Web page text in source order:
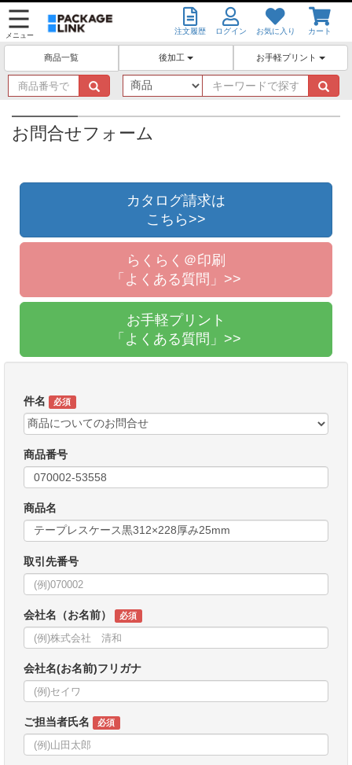
メニュー 注文履歴 ログイン お気に入り カート
商品一覧 後加工 お手軽プリント
商
品
番
号
で
キ
ー
ワ
お問合せフォーム
カタログ請求は
こちら>>
らくらく＠印刷
「よくある質問」>>
お手軽プリント
「よくある質問」>>
件名 必須
商品番号
商品名
取引先番号
会社名（お名前） 必須
会社名(お名前)フリガナ
ご担当者氏名 必須